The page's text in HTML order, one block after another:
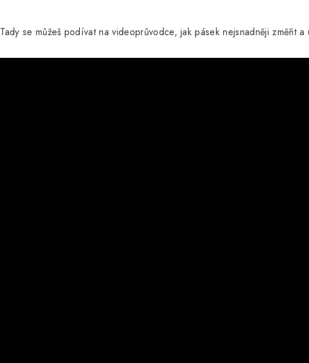
Tady se můžeš podívat na videoprůvodce, jak pásek nejsnadněji změřit a